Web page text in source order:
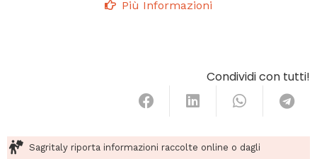
Più Informazioni
Condividi con tutti!
Sagritaly riporta informazioni raccolte online o dagli